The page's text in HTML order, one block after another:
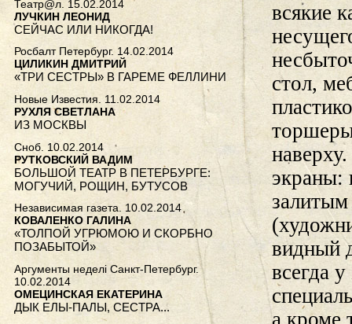
всякие
стол,
экраны:
видный
всегда
Театр@л. 15.02.2014
ЛУЧКИН ЛЕОНИД
СЕЙЧАС ИЛИ НИКОГДА!
Росбалт Петербург. 14.02.2014
ЦИЛИКИН ДМИТРИЙ
«ТРИ СЕСТРЫ» В ГАРЕМЕ ФЕЛЛИНИ
Новые Известия. 11.02.2014
РУХЛЯ СВЕТЛАНА
ИЗ МОСКВЫ
Сноб. 10.02.2014
РУТКОВСКИЙ ВАДИМ
БОЛЬШОЙ ТЕАТР В ПЕТЕРБУРГЕ:
МОГУЧИЙ, РОЩИН, БУТУСОВ
Независимая газета. 10.02.2014
КОВАЛЕНКО ГАЛИНА
«ТОЛПОЙ УГРЮМОЮ И СКОРБНО
ПОЗАБЫТОЙ»
Аргументы неделi Санкт-Петербург.
10.02.2014
ОМЕЦИНСКАЯ ЕКАТЕРИНА
ДЫК ЕЛЫ-ПАЛЫ, СЕСТРА...